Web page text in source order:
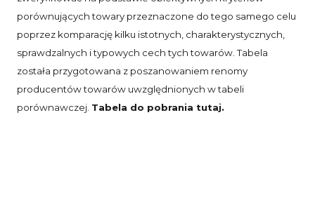
porównujących towary przeznaczone do tego samego celu
poprzez komparację kilku istotnych, charakterystycznych,
sprawdzalnych i typowych cech tych towarów. Tabela
została przygotowana z poszanowaniem renomy
producentów towarów uwzględnionych w tabeli
porównawczej. Tabela do pobrania tutaj.